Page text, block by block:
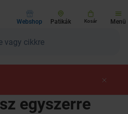
Webshop Patikák Kosár Menü
egyszerre